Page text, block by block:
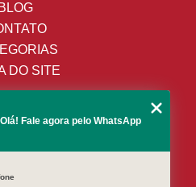
BLOG
DO SITE
3428-8443
9009
9153
Olá! Fale agora pelo WhatsApp